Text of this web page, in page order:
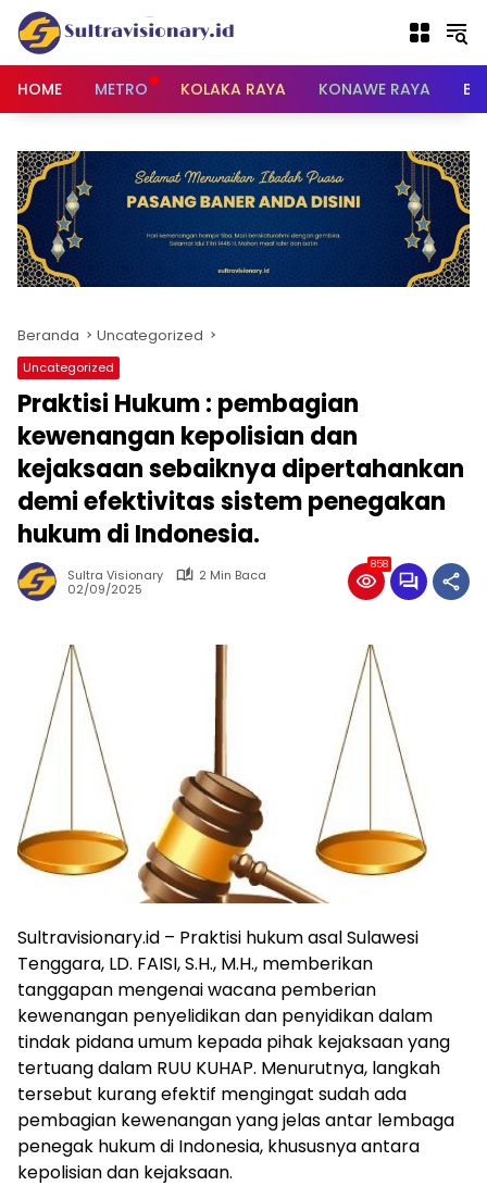
Langsung
konten
HOME
METRO KOLAKA RAYA KONAWE RAYA
Beranda Uncategorized
Uncategorized
Praktisi Hukum : pembagian
kewenangan kepolisian dan
kejaksaan sebaiknya dipertahankan
demi efektivitas sistem penegakan
hukum di Indonesia.
Sultra Visionary
2 Min Baca
02/09/2025
858
Sultravisionary.id – Praktisi hukum asal Sulawesi
Tenggara, LD. FAISI, S.H., M.H., memberikan
tanggapan mengenai wacana pemberian
kewenangan penyelidikan dan penyidikan dalam
tindak pidana umum kepada pihak kejaksaan yang
tertuang dalam RUU KUHAP. Menurutnya, langkah
tersebut kurang efektif mengingat sudah ada
pembagian kewenangan yang jelas antar lembaga
penegak hukum di Indonesia, khususnya antara
kepolisian dan kejaksaan.